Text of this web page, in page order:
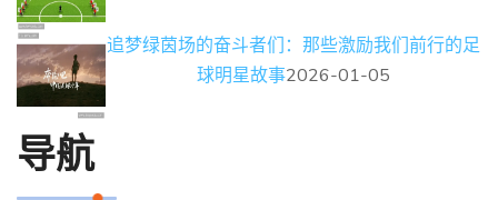
追梦绿茵场的奋斗者们：那些激励我们前行的足
球明星故事2026-01-05
导航